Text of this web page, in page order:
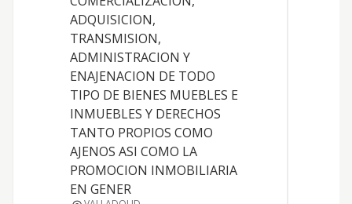
ADQUISICION,
TRANSMISION,
ADMINISTRACION Y
ENAJENACION DE TODO
TIPO DE BIENES MUEBLES E
INMUEBLES Y DERECHOS
TANTO PROPIOS COMO
AJENOS ASI COMO LA
PROMOCION INMOBILIARIA
EN GENER